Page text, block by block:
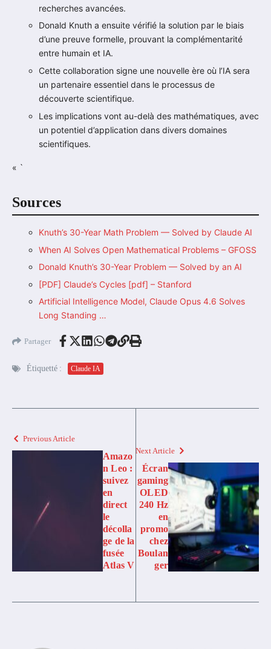
recherches avancées.
Donald Knuth a ensuite vérifié la solution par le biais
d’une preuve formelle, prouvant la complémentarité
entre humain et IA.
Cette collaboration signe une nouvelle ère où l’IA sera
un partenaire essentiel dans le processus de
découverte scientifique.
Les implications vont au-delà des mathématiques, avec
un potentiel d’application dans divers domaines
scientifiques.
« `
Sources
Knuth’s 30-Year Math Problem — Solved by Claude AI
When AI Solves Open Mathematical Problems – GFOSS
Donald Knuth’s 30-Year Problem — Solved by an AI
[PDF] Claude’s Cycles [pdf] – Stanford
Artificial Intelligence Model, Claude Opus 4.6 Solves
Long Standing …
Partager
Étiquetté : Claude IA
Previous Article
Amazo
n Leo :
suivez
en
direct
le
décolla
ge de la
fusée
Atlas V
Next Article
Écran
gaming
OLED
240 Hz
en
promo
chez
Boulan
ger